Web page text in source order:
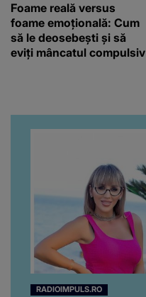
Foame reală versus
foame emoțională: Cum
să le deosebești și să
eviți mâncatul compulsiv
RADIOIMPULS.RO